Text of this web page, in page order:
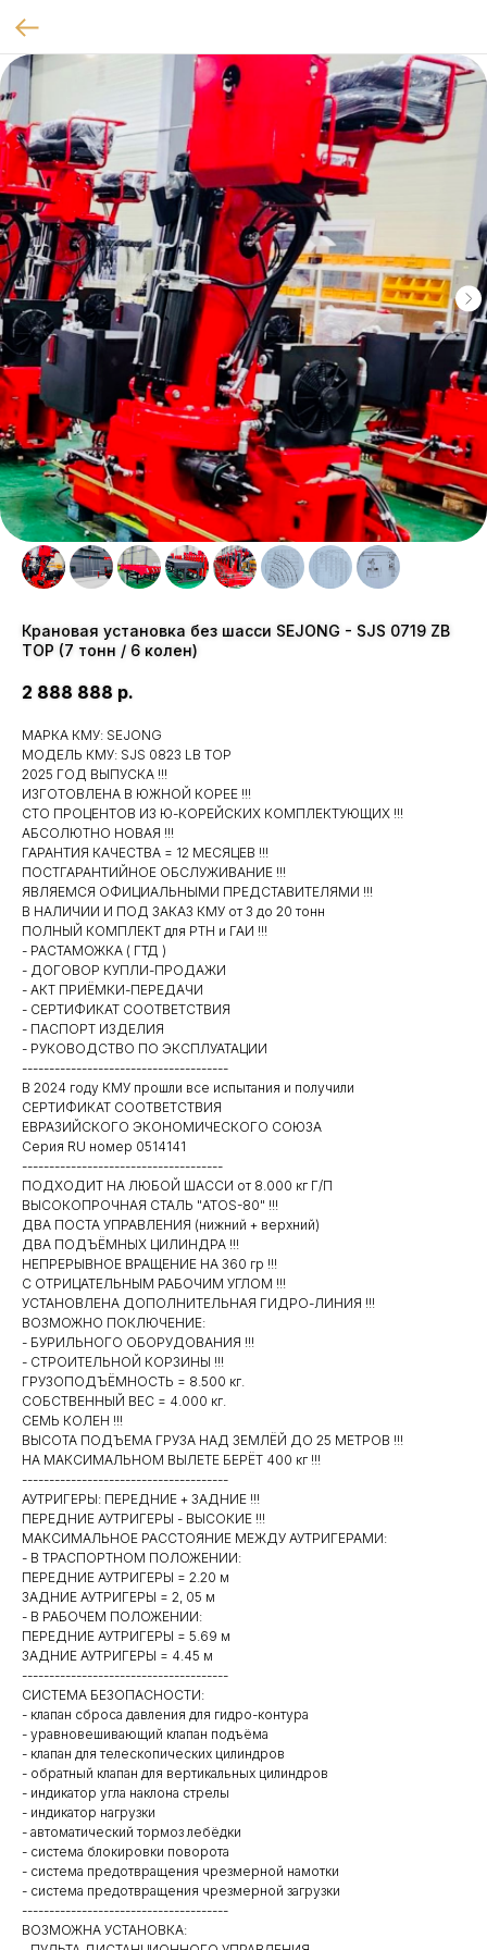
Крановая установка без шасси SEJONG - SJS 0719 ZB
TOP (7 тонн / 6 колен)
2 888 888 р.
МАРКА КМУ: SEJONG
МОДЕЛЬ КМУ: SJS 0823 LB TOP
2025 ГОД ВЫПУСКА !!!
ИЗГОТОВЛЕНА В ЮЖНОЙ КОРЕЕ !!!
СТО ПРОЦЕНТОВ ИЗ Ю-КОРЕЙСКИХ КОМПЛЕКТУЮЩИХ !!!
АБСОЛЮТНО НОВАЯ !!!
ГАРАНТИЯ КАЧЕСТВА = 12 МЕСЯЦЕВ !!!
ПОСТГАРАНТИЙНОЕ ОБСЛУЖИВАНИЕ !!!
ЯВЛЯЕМСЯ ОФИЦИАЛЬНЫМИ ПРЕДСТАВИТЕЛЯМИ !!!
В НАЛИЧИИ И ПОД ЗАКАЗ КМУ от 3 до 20 тонн
ПОЛНЫЙ КОМПЛЕКТ для РТН и ГАИ !!!
- РАСТАМОЖКА ( ГТД )
- ДОГОВОР КУПЛИ-ПРОДАЖИ
- АКТ ПРИЁМКИ-ПЕРЕДАЧИ
- СЕРТИФИКАТ СООТВЕТСТВИЯ
- ПАСПОРТ ИЗДЕЛИЯ
- РУКОВОДСТВО ПО ЭКСПЛУАТАЦИИ
--------------------------------------
В 2024 году КМУ прошли все испытания и получили
СЕРТИФИКАТ СООТВЕТСТВИЯ
ЕВРАЗИЙСКОГО ЭКОНОМИЧЕСКОГО СОЮЗА
Серия RU номер 0514141
-------------------------------------
ПОДХОДИТ НА ЛЮБОЙ ШАССИ от 8.000 кг Г/П
ВЫСОКОПРОЧНАЯ СТАЛЬ "ATOS-80" !!!
ДВА ПОСТА УПРАВЛЕНИЯ (нижний + верхний)
ДВА ПОДЪЁМНЫХ ЦИЛИНДРА !!!
НЕПРЕРЫВНОЕ ВРАЩЕНИЕ НА 360 гр !!!
С ОТРИЦАТЕЛЬНЫМ РАБОЧИМ УГЛОМ !!!
УСТАНОВЛЕНА ДОПОЛНИТЕЛЬНАЯ ГИДРО-ЛИНИЯ !!!
ВОЗМОЖНО ПОКЛЮЧЕНИЕ:
- БУРИЛЬНОГО ОБОРУДОВАНИЯ !!!
- СТРОИТЕЛЬНОЙ КОРЗИНЫ !!!
ГРУЗОПОДЪЁМНОСТЬ = 8.500 кг.
СОБСТВЕННЫЙ ВЕС = 4.000 кг.
СЕМЬ КОЛЕН !!!
ВЫСОТА ПОДЪЕМА ГРУЗА НАД ЗЕМЛЁЙ ДО 25 МЕТРОВ !!!
НА МАКСИМАЛЬНОМ ВЫЛЕТЕ БЕРЁТ 400 кг !!!
--------------------------------------
АУТРИГЕРЫ: ПЕРЕДНИЕ + ЗАДНИЕ !!!
ПЕРЕДНИЕ АУТРИГЕРЫ - ВЫСОКИЕ !!!
МАКСИМАЛЬНОЕ РАССТОЯНИЕ МЕЖДУ АУТРИГЕРАМИ:
- В ТРАСПОРТНОМ ПОЛОЖЕНИИ:
ПЕРЕДНИЕ АУТРИГЕРЫ = 2.20 м
ЗАДНИЕ АУТРИГЕРЫ = 2, 05 м
- В РАБОЧЕМ ПОЛОЖЕНИИ:
ПЕРЕДНИЕ АУТРИГЕРЫ = 5.69 м
ЗАДНИЕ АУТРИГЕРЫ = 4.45 м
--------------------------------------
СИСТЕМА БЕЗОПАСНОСТИ:
- клапан сброса давления для гидро-контура
- уравновешивающий клапан подъёма
- клапан для телескопических цилиндров
- обратный клапан для вертикальных цилиндров
- индикатор угла наклона стрелы
- индикатор нагрузки
- автоматический тормоз лебёдки
- система блокировки поворота
- система предотвращения чрезмерной намотки
- система предотвращения чрезмерной загрузки
--------------------------------------
ВОЗМОЖНА УСТАНОВКА: